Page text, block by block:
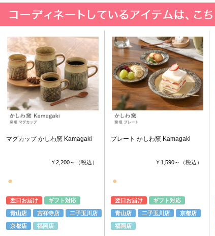
マグカップ かしわ窯 Kamagaki
￥2,200～ （税込）
●
翌日お届け ギフト対応
青山店 吉祥寺店 二子玉川店
京都店 福岡店
プレート かしわ窯 Kamagaki
￥1,590～ （税込）
●
翌日お届け ギフト対応
青山店 二子玉川店 京都店
福岡店